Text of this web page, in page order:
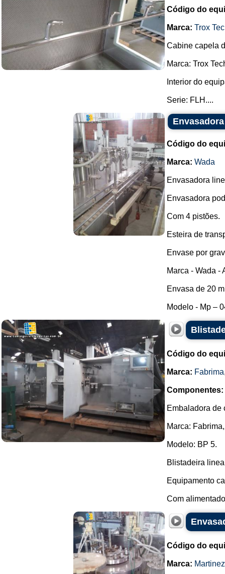
Código do
Marca: Trox
Cabine capela
Marca: Trox
Interior do
Serie: FLH....
Código do
Marca: Wada
Envasadora
Envasadora
Com 4 pistões.
Esteira de
Envase por
Marca - Wada -
Envasa de 20
Modelo - Mp –
Código do
Marca: Fabrima
Componentes:
Embaladora de
Marca:
Modelo: BP 5.
Blistadeira
Equipamento
Com
Código do
Marca: